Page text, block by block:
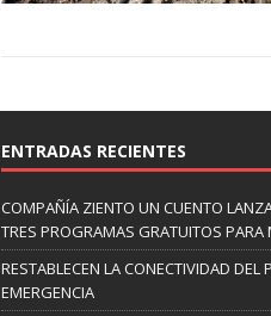
ENTRADAS RECIENTES
COMPAÑÍA ZIENTO UN CUENTO
TRES PROGRAMAS GRATUITOS PARA
RESTABLECEN LA CONECTIVIDAD DEL
EMERGENCIA